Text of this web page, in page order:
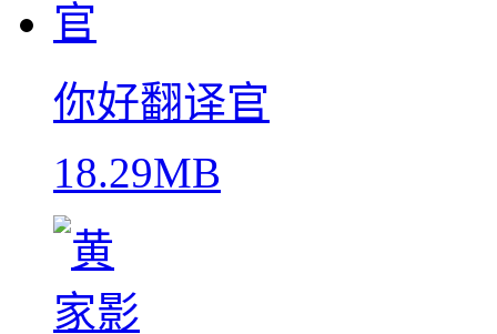
你好翻译官
18.29MB